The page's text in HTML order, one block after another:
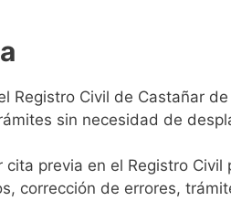
Registro Civil de Castañar
sin necesidad de
cita previa en el Registro
corrección de errores,